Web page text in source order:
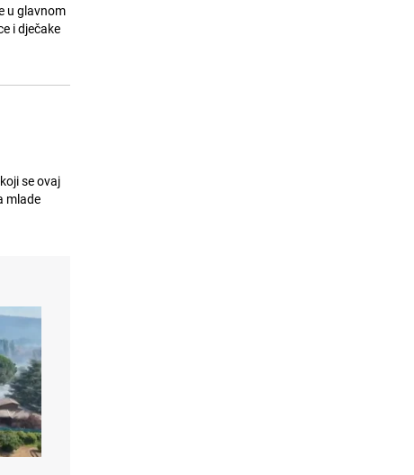
u glavnom
i dječake
se ovaj
mlade